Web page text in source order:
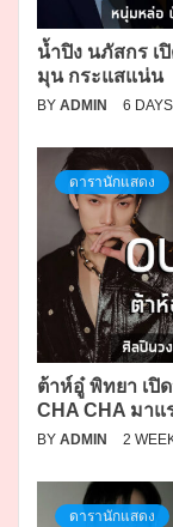
น้ำปิง นภัสกร เ
มุน กระแสแน่น
BY ADMIN 6
ดารานักแสดง
ต้าห์อู๋ พิทยา เปิ
CHA CHA มาแ
BY ADMIN 2
ดารานักแสดง